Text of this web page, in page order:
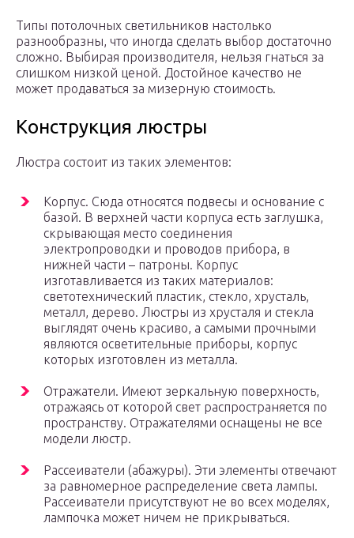
Типы потолочных светильников настолько
разнообразны, что иногда сделать выбор достаточно
сложно. Выбирая производителя, нельзя гнаться за
слишком низкой ценой. Достойное качество не
может продаваться за мизерную стоимость.
Конструкция люстры
Люстра состоит из таких элементов:
Корпус. Сюда относятся подвесы и основание с
базой. В верхней части корпуса есть заглушка,
скрывающая место соединения
электропроводки и проводов прибора, в
нижней части – патроны. Корпус
изготавливается из таких материалов:
светотехнический пластик, стекло, хрусталь,
металл, дерево. Люстры из хрусталя и стекла
выглядят очень красиво, а самыми прочными
являются осветительные приборы, корпус
которых изготовлен из металла.
Отражатели. Имеют зеркальную поверхность,
отражаясь от которой свет распространяется по
пространству. Отражателями оснащены не все
модели люстр.
Рассеиватели (абажуры). Эти элементы отвечают
за равномерное распределение света лампы.
Рассеиватели присутствуют не во всех моделях,
лампочка может ничем не прикрываться.